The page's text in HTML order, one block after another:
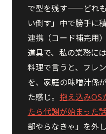
で型を残す——どれ
い倒す」中で勝手に
連携（コード補完用
道具で、私の業務に
料理で言うと、フレ
を、家庭の味噌汁係
た感じ。 抱え込み
たら代謝が始まった話
部やらなきゃ」を外